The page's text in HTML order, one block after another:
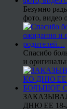
Безумно
фото, видео
Спасибо
и
ДНЮ ЕЕ